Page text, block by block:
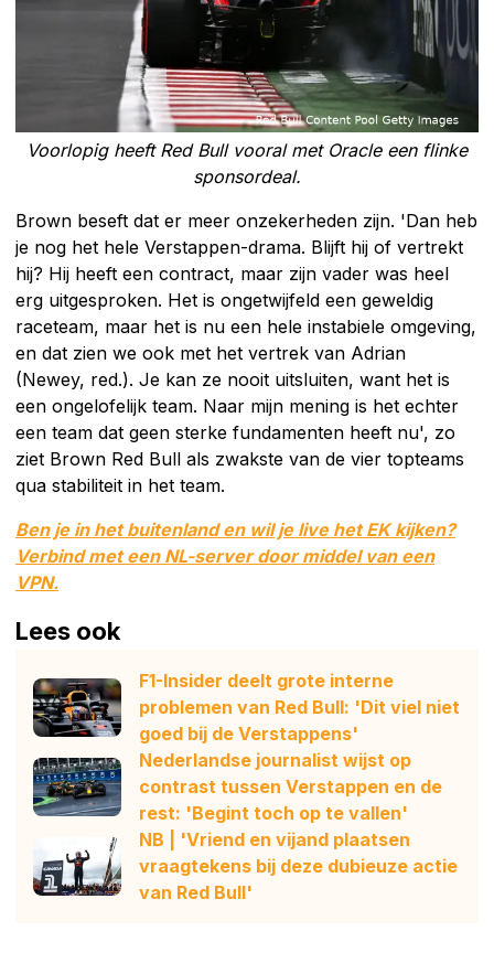
Voorlopig heeft Red Bull vooral met Oracle een flinke
sponsordeal.
Brown beseft dat er meer onzekerheden zijn. 'Dan heb
je nog het hele Verstappen-drama. Blijft hij of vertrekt
hij? Hij heeft een contract, maar zijn vader was heel
erg uitgesproken. Het is ongetwijfeld een geweldig
raceteam, maar het is nu een hele instabiele omgeving,
en dat zien we ook met het vertrek van Adrian
(Newey, red.). Je kan ze nooit uitsluiten, want het is
een ongelofelijk team. Naar mijn mening is het echter
een team dat geen sterke fundamenten heeft nu', zo
ziet Brown Red Bull als zwakste van de vier topteams
qua stabiliteit in het team.
Ben je in het buitenland en wil je live het EK kijken?
Verbind met een NL-server door middel van een
VPN.
Lees ook
F1-Insider deelt grote interne
problemen van Red Bull: 'Dit viel niet
goed bij de Verstappens'
Nederlandse journalist wijst op
contrast tussen Verstappen en de
rest: 'Begint toch op te vallen'
NB | 'Vriend en vijand plaatsen
vraagtekens bij deze dubieuze actie
van Red Bull'